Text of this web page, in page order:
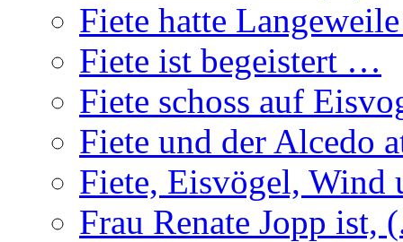
Fiete hatte
Fiete ist begeistert …
Fiete schoss auf
Fiete und der Alcedo
Fiete, Eisvögel, Wind
Frau Renate Jopp ist,